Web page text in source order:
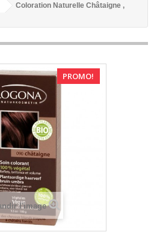
Coloration Naturelle Châtaigne ,
PROMO!
l'image